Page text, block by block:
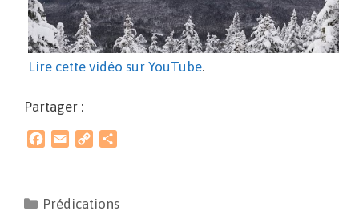
Lire cette vidéo sur YouTube.
Partager :
b
l
L
a
Prédications